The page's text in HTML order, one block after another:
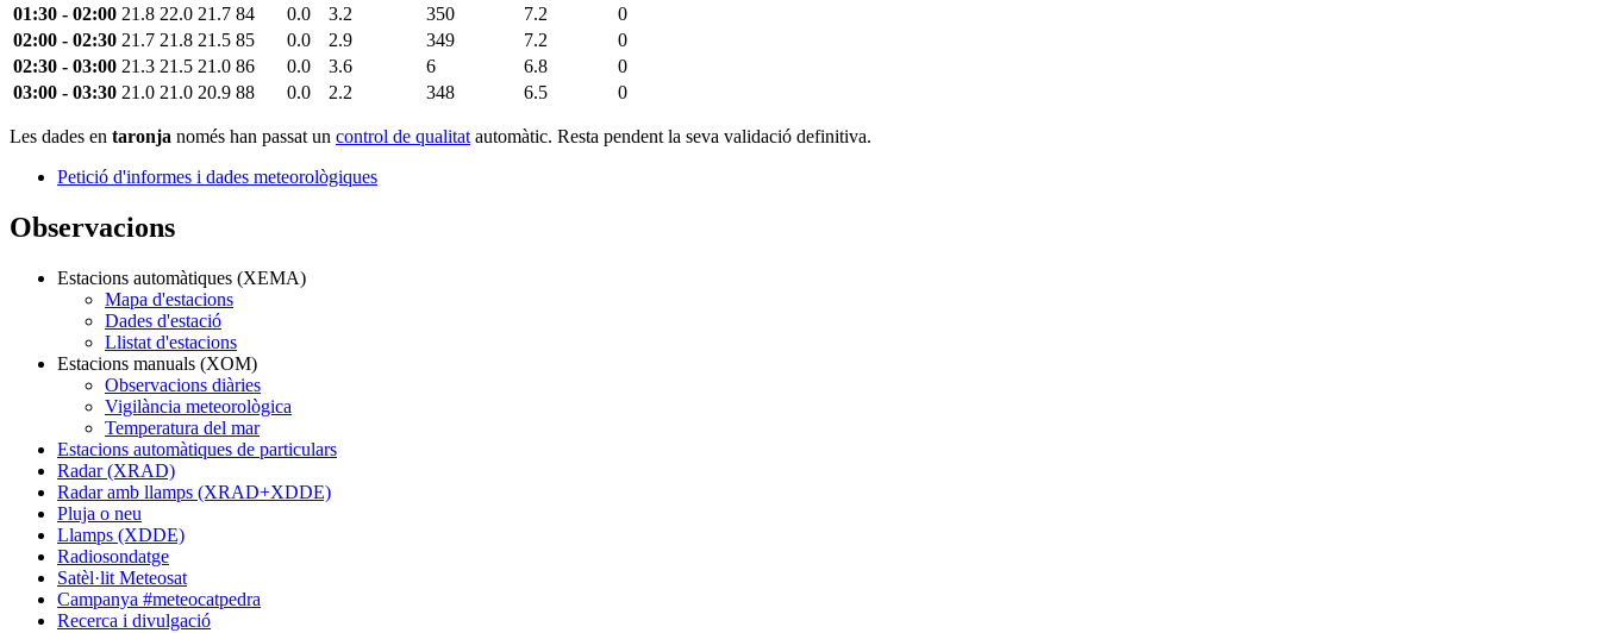
01:30 - 02:00 21.8 22.0 21.7 84 0.0 3.2 350 7.2
0
02:00 - 02:30 21.7 21.8 21.5 85 0.0 2.9 349 7.2
0
02:30 - 03:00 21.3 21.5 21.0 86 0.0 3.6 6 6.8
0
03:00 - 03:30 21.0 21.0 20.9 88 0.0 2.2 348 6.5 0
Les dades en taronja només han passat un control de qualitat automàtic. Resta pendent la seva validació definitiva.
Petició d'informes i dades meteorològiques
Observacions
Estacions automàtiques (XEMA)
Mapa d'estacions
Dades d'estació
Llistat d'estacions
Estacions manuals (XOM)
Observacions diàries
Vigilància meteorològica
Temperatura del mar
Estacions automàtiques de particulars
Radar (XRAD)
Radar amb llamps (XRAD+XDDE)
Pluja o neu
Llamps (XDDE)
Radiosondatge
Satèl·lit Meteosat
Campanya #meteocatpedra
Recerca i divulgació